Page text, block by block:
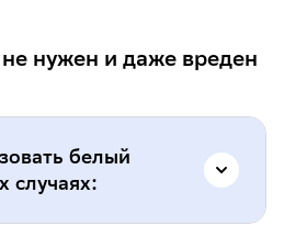
нужен и даже вреден
белый
случаях: